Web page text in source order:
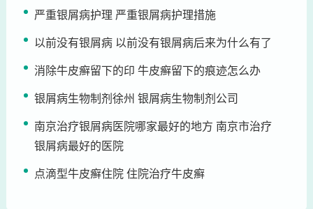
严重银屑病护理 严重银屑病护理措施
以前没有银屑病 以前没有银屑病后来为什么有了
消除牛皮癣留下的印 牛皮癣留下的痕迹怎么办
银屑病生物制剂徐州 银屑病生物制剂公司
南京治疗银屑病医院哪家最好的地方 南京市治疗
银屑病最好的医院
点滴型牛皮癣住院 住院治疗牛皮癣